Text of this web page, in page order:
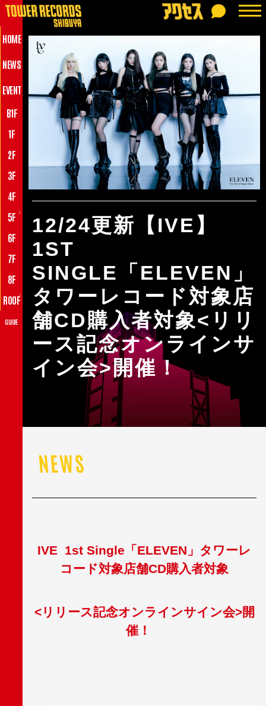
HOME
NEWS
EVENT
B1F
1F
2F
3F
4F
5F
♪
6F
7F
8F
ROOF♪
GUIDE
12/24更新【IVE】
1ST
SINGLE「ELEVEN」
タワーレコード対象店
舗CD購入者対象<リリ
ース記念オンラインサ
イン会>開催！
NEWS
IVE 1st Single 「ELEVEN」 タワーレ
コード対象店舗CD購入者対象
<リリース記念オンラインサイン会>開
催！